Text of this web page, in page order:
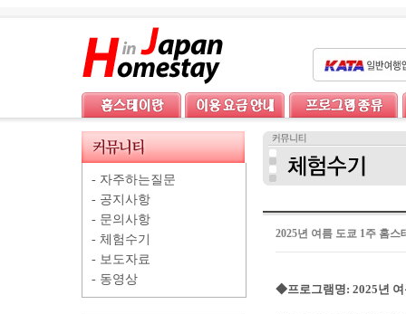
- 자주하는질문
- 공지사항
- 문의사항
- 체험수기
- 보도자료
- 동영상
2025년 여름 도쿄 1주 홈
◆프로그램명: 2025년